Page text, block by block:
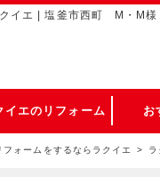
イエ | 塩釜市西町 M・M様
イエのリフォーム お
ォームをするならラクイエ